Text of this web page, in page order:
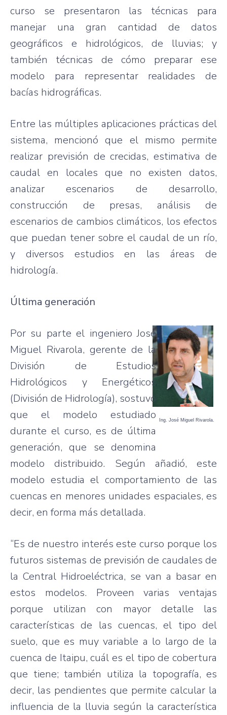
curso se presentaron las técnicas para
manejar una gran cantidad de datos
geográficos e hidrológicos, de lluvias; y
también técnicas de cómo preparar ese
modelo para representar realidades de
bacías hidrográficas.
Entre las múltiples aplicaciones prácticas del
sistema, mencionó que el mismo permite
realizar previsión de crecidas, estimativa de
caudal en locales que no existen datos,
analizar escenarios de desarrollo,
construcción de presas, análisis de
escenarios de cambios climáticos, los efectos
que puedan tener sobre el caudal de un río,
y diversos estudios en las áreas de
hidrología.
Última generación
Ing. José Miguel Rivarola.
Por su parte el ingeniero José
Miguel Rivarola, gerente de la
División de Estudios
Hidrológicos y Energéticos
(División de Hidrología), sostuvo
que el modelo estudiado
durante el curso, es de última
generación, que se denomina
modelo distribuido. Según añadió, este
modelo estudia el comportamiento de las
cuencas en menores unidades espaciales, es
decir, en forma más detallada.
“Es de nuestro interés este curso porque los
futuros sistemas de previsión de caudales de
la Central Hidroeléctrica, se van a basar en
estos modelos. Proveen varias ventajas
porque utilizan con mayor detalle las
características de las cuencas, el tipo del
suelo, que es muy variable a lo largo de la
cuenca de Itaipu, cuál es el tipo de cobertura
que tiene; también utiliza la topografía, es
decir, las pendientes que permite calcular la
influencia de la lluvia según la característica